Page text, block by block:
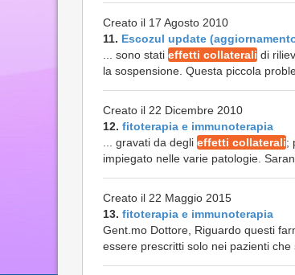
Creato il 17 Agosto 2010
11. Escozul update
... sono stati effetti collaterali di
la sospensione. Questa piccola
Creato il 22 Dicembre 2010
12. fitoterapia e immunoterapia
... gravati da degli effetti collaterali;
impiegato nelle varie patologie.
Creato il 22 Maggio 2015
13. fitoterapia e immunoterapia
Gent.mo Dottore, Riguardo questi
essere prescritti solo nei pazienti